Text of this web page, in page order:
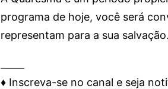
programa de hoje, você será
representam para a sua salvação.
♦️ Inscreva-se no canal e seja